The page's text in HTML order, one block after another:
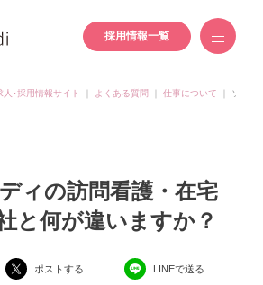
採用情報一覧
･採用情報サイト よくある質問 仕事について ソフィ
ィの訪問看護・在宅
と何が違いますか？
ポストする LINEで送る